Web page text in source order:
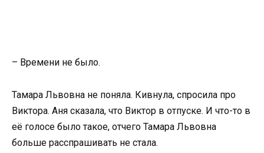
– Времени не было.
Тамара Львовна не поняла. Кивнула, спросила про
Виктора. Аня сказала, что Виктор в отпуске. И что-то в
её голосе было такое, отчего Тамара Львовна
больше расспрашивать не стала.